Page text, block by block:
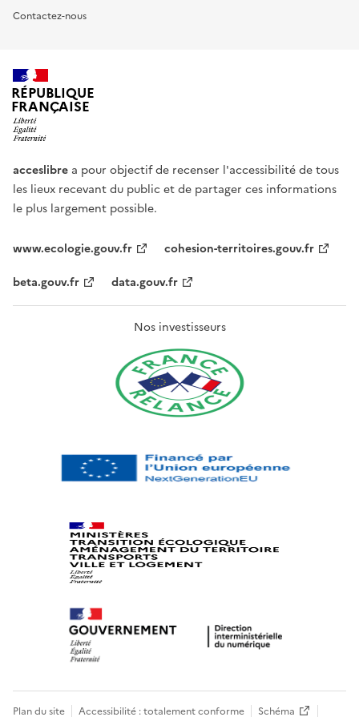
Contactez-nous
RÉPUBLIQUE
FRANÇAISE
acceslibre a pour objectif de recenser l'accessibilité de tous
les lieux recevant du public et de partager ces informations
le plus largement possible.
www.ecologie.gouv.fr
cohesion-territoires.gouv.fr
beta.gouv.fr
data.gouv.fr
Nos investisseurs
Plan du site Accessibilité : totalement conforme Schéma